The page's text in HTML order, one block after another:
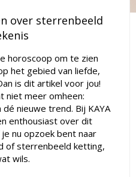
over sterrenbeeld
horoscoop om te zien
het gebied van liefde,
is dit artikel voor jou!
niet meer omheen:
nieuwe trend. Bij KAYA
enthousiast over dit
nu opzoek bent naar
of sterrenbeeld ketting,
wils.